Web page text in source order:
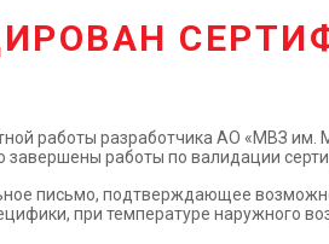
работы разработчика АО «МВЗ
завершены работы по валидации
письмо, подтверждающее
при температуре наружного